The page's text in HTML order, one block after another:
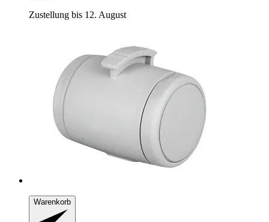
Zustellung bis 12. August
Warenkorb